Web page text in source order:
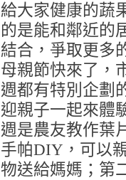
給大家健康的蔬
的是能和鄰近的
結合，爭取更多
母親節快來了，
週都有特別企劃
迎親子一起來體
週是農友教作葉
手帕DIY ，可以
物送給媽媽；第